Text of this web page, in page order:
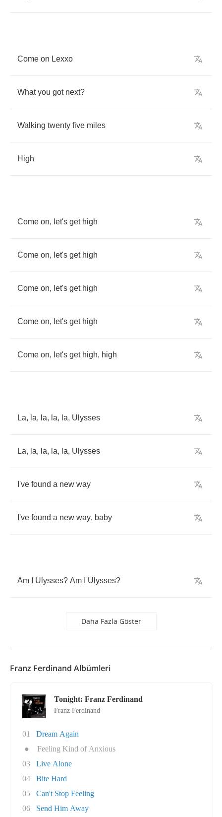
Come on Lexxo
What you got next?
Walking twenty five miles
High
Come on, let's get high
Come on, let's get high
Come on, let's get high
Come on, let's get high
Come on, let's get high, high
La, la, la, la, la, Ulysses
La, la, la, la, la, Ulysses
I've found a new way
I've found a new way, baby
Am Ulysses? Am Ulysses?
Daha Fazla Göster
Franz Ferdinand Albümleri
Tonight: Franz Ferdinand
Franz Ferdinand
01
Dream Again
●
Feeling Kind of Anxious
03
Live Alone
04
Bite Hard
05
Can't Stop Feeling
06
Send Him Away